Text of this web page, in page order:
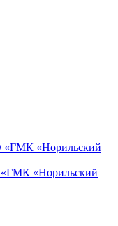
«ГМК «Норильский
«Норильский